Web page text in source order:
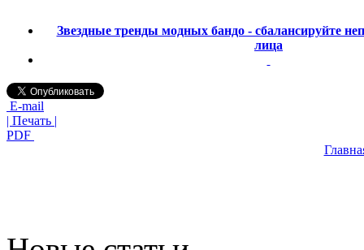
Звездные тренды модных бандо - сбалансируйте
лица
E-mail
| Печать |
PDF